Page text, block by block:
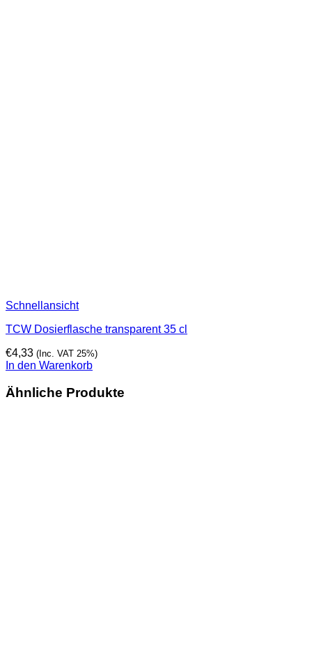
Schnellansicht
TCW Dosierflasche transparent 35 cl
€4,33 (Inc. VAT 25%)
In den Warenkorb
Ähnliche Produkte